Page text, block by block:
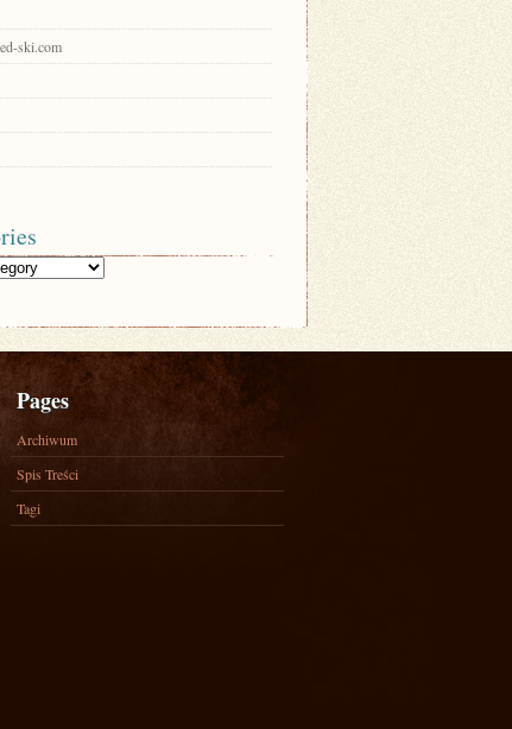
ski.com
Pages
Archiwum
Spis Treści
Tagi